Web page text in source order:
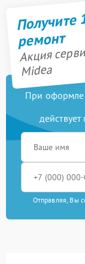
ремонт
Акция
Midea
При
Отправляя, Вы